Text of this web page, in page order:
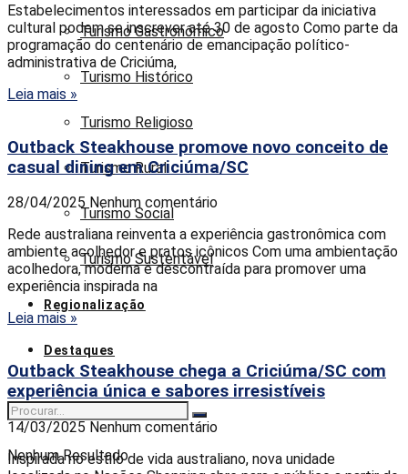
Turismo Gastronômico
Turismo Histórico
Turismo Religioso
Turismo Rural
Turismo Social
Turismo Sustentável
Regionalização
Destaques
Nenhum Resultado
Estabelecimentos interessados em participar da iniciativa
cultural podem se inscrever até 30 de agosto Como parte da
programação do centenário de emancipação político-
administrativa de Criciúma,
Leia mais »
Outback Steakhouse promove novo conceito de
casual dining em Criciúma/SC
28/04/2025 Nenhum comentário
Rede australiana reinventa a experiência gastronômica com
ambiente acolhedor e pratos icônicos Com uma ambientação
acolhedora, moderna e descontraída para promover uma
experiência inspirada na
Leia mais »
Outback Steakhouse chega a Criciúma/SC com
experiência única e sabores irresistíveis
14/03/2025 Nenhum comentário
Inspirada no estilo de vida australiano, nova unidade